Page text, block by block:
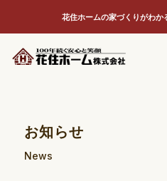
花住ホームの家づくりがわか
お知らせ
News